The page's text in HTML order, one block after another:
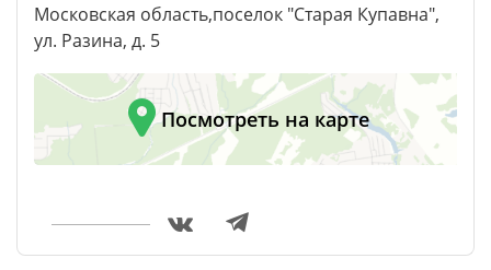
Московская область,поселок "Старая Купавна",
ул. Разина, д. 5
Посмотреть на карте